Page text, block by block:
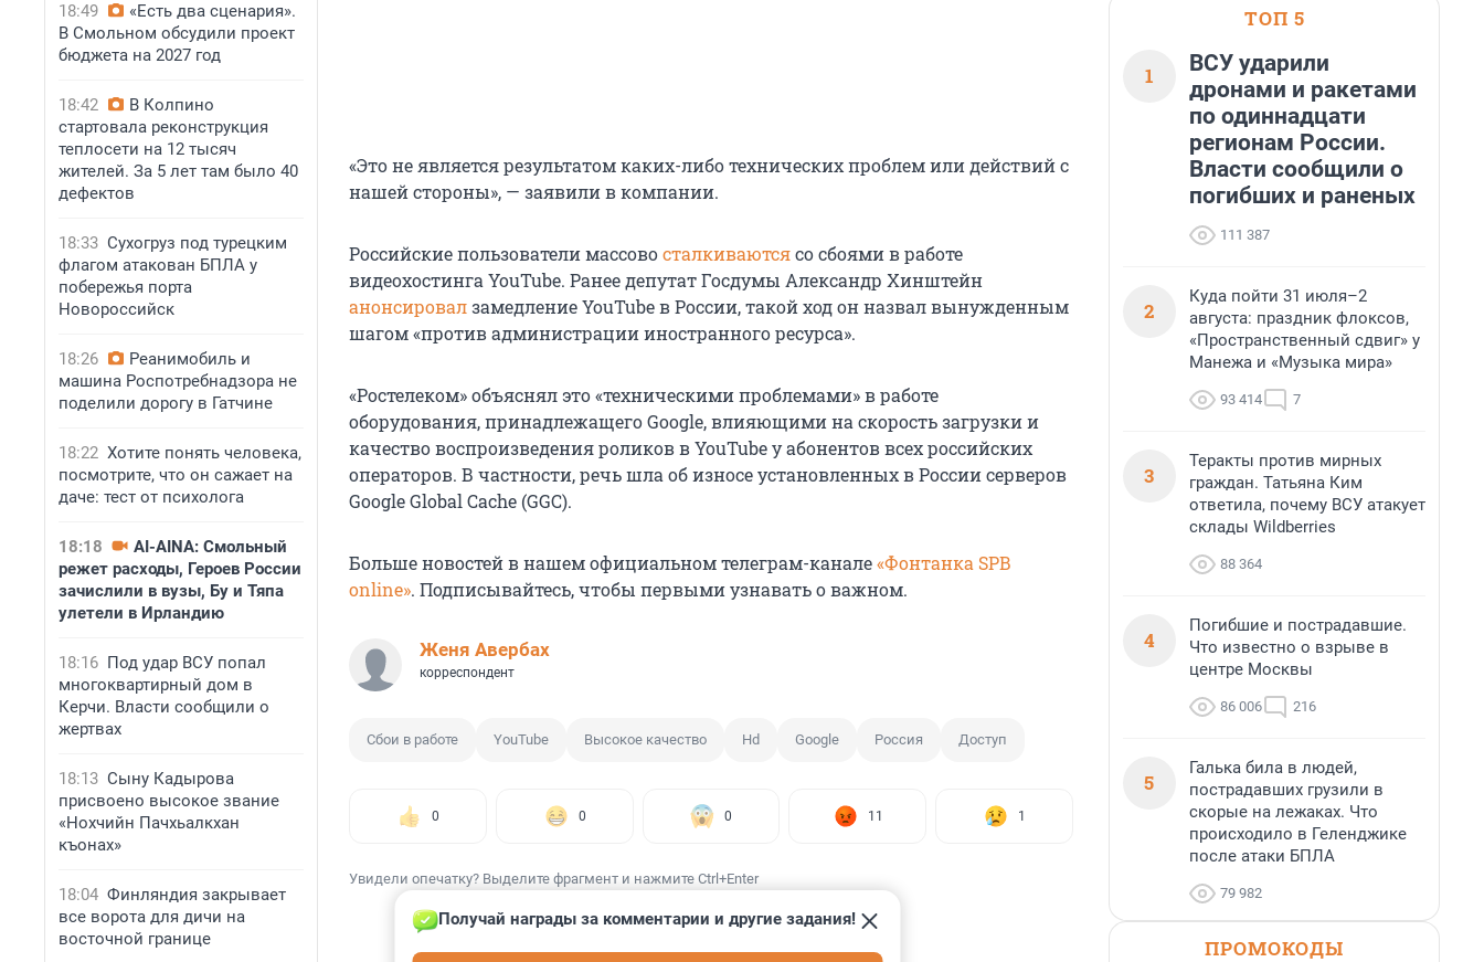
18:49
«Есть два сценария».
В Смольном обсудили проект
бюджета на 2027 год
18:42
В Колпино
стартовала реконструкция
теплосети на 12 тысяч
жителей. За 5 лет там было 40
дефектов
18:33 Сухогруз под турецким
флагом атакован БПЛА у
побережья порта
Новороссийск
18:26
Реанимобиль и
машина Роспотребнадзора не
поделили дорогу в Гатчине
18:22 Хотите понять человека,
посмотрите, что он сажает на
даче: тест от психолога
18:18
AI-AINA: Смольный
режет расходы, Героев России
зачислили в вузы, Бу и Тяпа
улетели в Ирландию
18:16 Под удар ВСУ попал
многоквартирный дом в
Керчи. Власти сообщили о
жертвах
18:13 Сыну Кадырова
присвоено высокое звание
«Нохчийн Пачхьалкхан
къонах»
18:04 Финляндия закрывает
все ворота для дичи на
восточной границе
«Это не является результатом каких-либо технических проблем или действий с
нашей стороны», — заявили в компании.
Российские пользователи массовосталкиваютсясо сбоями в работе
видеохостинга YouTube. Ранее депутат Госдумы Александр Хинштейн
анонсировалзамедление YouTube в России, такой ход он назвал вынужденным
шагом «против администрации иностранного ресурса».
«Ростелеком» объяснял это «техническими проблемами» в работе
оборудования, принадлежащего Google, влияющими на скорость загрузки и
качество воспроизведения роликов в YouTube у абонентов всех российских
операторов. В частности, речь шла об износе установленных в России серверов
Google Global Cache (GGC).
Больше новостей в нашем официальном телеграм-канале«Фонтанка SPB
online». Подписывайтесь, чтобы первыми узнавать о важном.
Женя Авербах
корреспондент
Сбои в работе YouTube Высокое качество Hd Google Россия Доступ
0 0 0 11 1
Увидели опечатку? Выделите фрагмент и нажмите Ctrl+Enter
Получай награды за комментарии и другие задания!
ТОП 5
1
ВСУ ударили
дронами и ракетами
по одиннадцати
регионам России.
Власти сообщили о
погибших и раненых
111 387
2
Куда пойти 31 июля–2
августа: праздник флоксов,
«Пространственный сдвиг» у
Манежа и «Музыка мира»
93 414 7
3
Теракты против мирных
граждан. Татьяна Ким
ответила, почему ВСУ атакует
склады Wildberries
88 364
4
Погибшие и пострадавшие.
Что известно о взрыве в
центре Москвы
86 006 216
5
Галька била в людей,
пострадавших грузили в
скорые на лежаках. Что
происходило в Геленджике
после атаки БПЛА
79 982
ПРОМОКОДЫ